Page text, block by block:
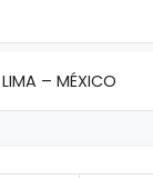
– MÉXICO